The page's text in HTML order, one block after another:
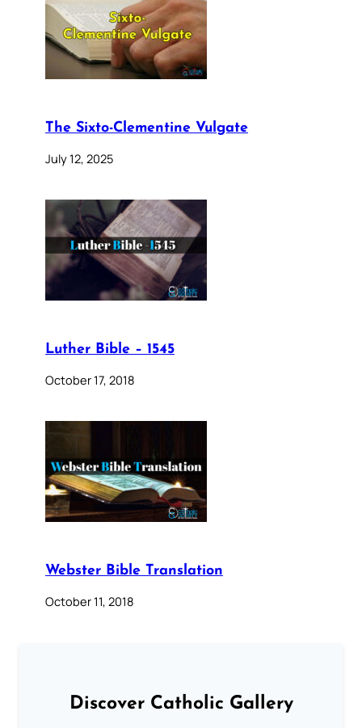
The Sixto-Clementine Vulgate
July 12, 2025
Luther Bible – 1545
October 17, 2018
Webster Bible Translation
October 11, 2018
Discover Catholic Gallery